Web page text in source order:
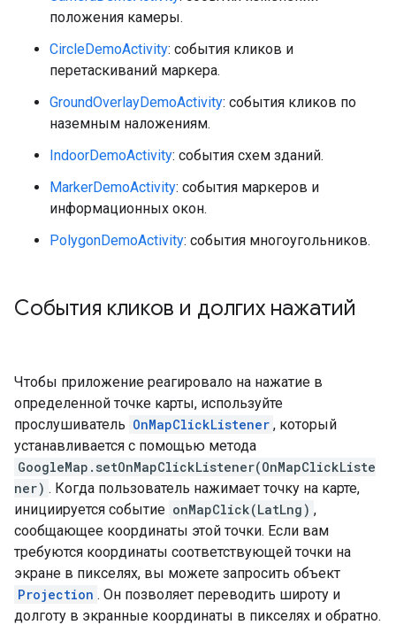
положения камеры.
CircleDemoActivity: события кликов и
перетаскиваний маркера.
GroundOverlayDemoActivity: события кликов по
наземным наложениям.
IndoorDemoActivity: события схем зданий.
MarkerDemoActivity: события маркеров и
информационных окон.
PolygonDemoActivity: события многоугольников.
События кликов и долгих нажатий
Чтобы приложение реагировало на нажатие в
определенной точке карты, используйте
прослушиватель OnMapClickListener , который
устанавливается с помощью метода
GoogleMap.setOnMapClickListener(OnMapClickListe
ner) . Когда пользователь нажимает точку на карте,
инициируется событие onMapClick(LatLng) ,
сообщающее координаты этой точки. Если вам
требуются координаты соответствующей точки на
экране в пикселях, вы можете запросить объект
Projection . Он позволяет переводить широту и
долготу в экранные координаты в пикселях и обратно.